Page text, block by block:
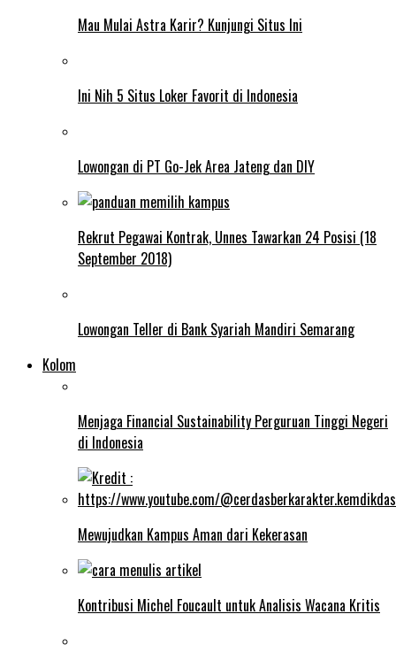
Mau Mulai Astra Karir? Kunjungi Situs Ini
Ini Nih 5 Situs Loker Favorit di Indonesia
Lowongan di PT Go-Jek Area Jateng dan DIY
Rekrut Pegawai Kontrak, Unnes Tawarkan 24 Posisi (18
September 2018)
Lowongan Teller di Bank Syariah Mandiri Semarang
Kolom
Menjaga Financial Sustainability Perguruan Tinggi Negeri
di Indonesia
Mewujudkan Kampus Aman dari Kekerasan
Kontribusi Michel Foucault untuk Analisis Wacana Kritis